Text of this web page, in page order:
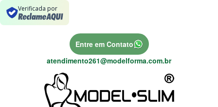
Verificada por
Entre em Contato
atendimento261@modelforma.com.br